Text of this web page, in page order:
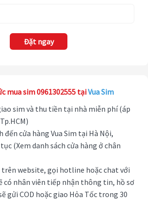
Đặt ngay
mua sim 0961302555 tạiVua Sim
sim và thu tiền tại nhà miễn phí (áp
đến cửa hàng Vua Sim tại Hà Nội,
(Xem danh sách cửa hàng ở chân
website, gọi hotline hoặc chat với
có nhân viên tiếp nhận thông tin, hồ sơ
gửi COD hoặc giao Hỏa Tốc trong 30